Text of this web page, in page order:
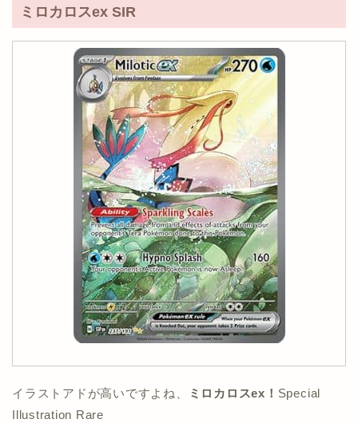
ミロカロスex SIR
イラストアドが高いですよね、 ミロカロスex！ Special
Illustration Rare